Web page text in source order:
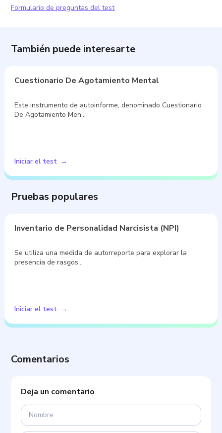
Formulario de preguntas del test
También puede interesarte
Cuestionario De Agotamiento Mental
Este instrumento de autoinforme, denominado Cuestionario
De Agotamiento Men…
Iniciar el test
Pruebas populares
Inventario de Personalidad Narcisista (NPI)
Se utiliza una medida de autorreporte para explorar la
presencia de rasgos…
Iniciar el test
Comentarios
Deja un comentario